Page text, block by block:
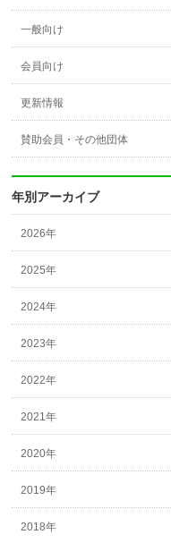
一般向け
会員向け
更新情報
賛助会員・その他団体
年別アーカイブ
2026年
2025年
2024年
2023年
2022年
2021年
2020年
2019年
2018年